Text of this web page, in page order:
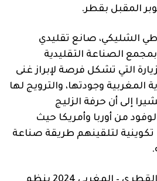
المقبل بقطر.
الشليكي، صانع تقليدي
الصناعة التقليدية
التي تشكل فرصة لإبراز غنى
المغربية وجودتها، والترويج لها
إلى أن حرفة الزليج
من أوربا وأمريكا حيث
لتلقينهم طريقة صناعة